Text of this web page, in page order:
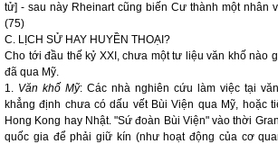
tử] - sau này Rheinart cũng biến Cư thành một nhân
(75)
C. LỊCH SỬ HAY HUYỀN THOẠI?
Cho tới đầu thế kỷ XXI, chưa một tư liệu văn khố nào
đã qua Mỹ.
1. Văn khố Mỹ: Các nhà nghiên cứu làm việc tại
khẳng định chưa có dấu vết Bùi Viện qua Mỹ, hoặc
Hong Kong hay Nhật. "Sứ đoàn Bùi Viện" vào thời
quốc gia để phải giữ kín (như hoạt động của cơ